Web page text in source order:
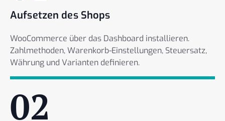
Aufsetzen des Shops
WooCommerce über das Dashboard installieren.
Zahlmethoden, Warenkorb-Einstellungen, Steuersatz,
Währung und Varianten definieren.
02